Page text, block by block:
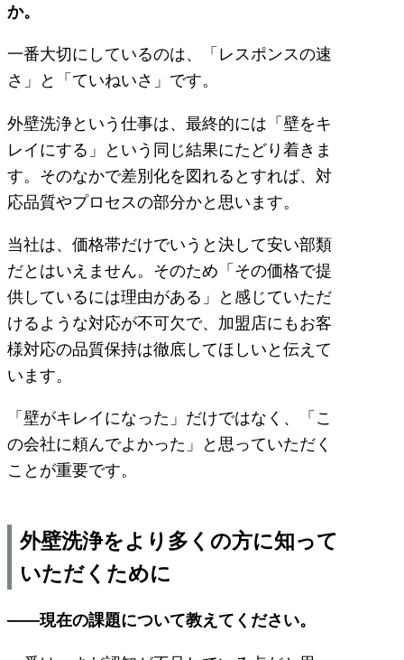
か。
一番大切にしているのは、「レスポンスの速
さ」と「ていねいさ」です。
外壁洗浄という仕事は、最終的には「壁をキ
レイにする」という同じ結果にたどり着きま
す。そのなかで差別化を図れるとすれば、対
応品質やプロセスの部分かと思います。
当社は、価格帯だけでいうと決して安い部類
だとはいえません。そのため「その価格で提
供しているには理由がある」と感じていただ
けるような対応が不可欠で、加盟店にもお客
様対応の品質保持は徹底してほしいと伝えて
います。
「壁がキレイになった」だけではなく、「こ
の会社に頼んでよかった」と思っていただく
ことが重要です。
外壁洗浄をより多くの方に知って
いただくために
――現在の課題について教えてください。